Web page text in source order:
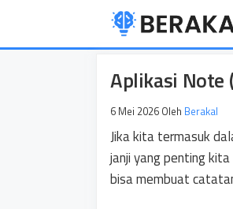
isi
Aplikasi Note
6 Mei 2026 Oleh Berakal
Jika kita termasuk
janji yang penting
bisa membuat